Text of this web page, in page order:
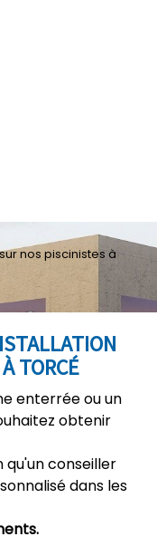
TORCÉ
enterrée ou un
obtenir
qu'un conseiller
dans les
nos piscinistes à